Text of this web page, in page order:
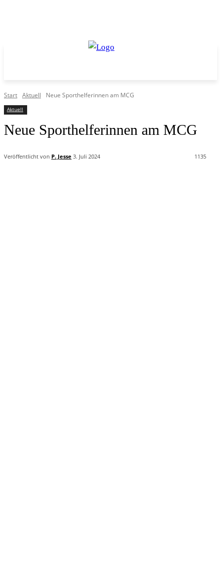
Start Aktuell Neue Sporthelferinnen am MCG
Aktuell
Neue Sporthelferinnen am MCG
Veröffentlicht von P. Jesse 3. Juli 2024 1135